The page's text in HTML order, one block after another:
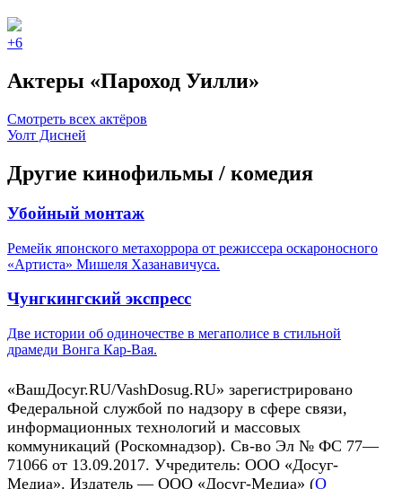
+6
Актеры «Пароход Уилли»
Смотреть всех актёров
Уолт Дисней
Другие кинофильмы / комедия
Убойный монтаж
Ремейк японского метахоррора от режиссера оскароносного
«Артиста» Мишеля Хазанавичуса.
Чунгкингский экспресс
Две истории об одиночестве в мегаполисе в стильной
драмеди Вонга Кар-Вая.
«ВашДосуг.RU/VashDosug.RU» зарегистрировано
Федеральной службой по надзору в сфере связи,
информационных технологий и массовых
коммуникаций (Роскомнадзор). Св-во Эл № ФС 77—
71066 от 13.09.2017. Учредитель: ООО «Досуг-
Медиа». Издатель — ООО «Досуг-Медиа» (О